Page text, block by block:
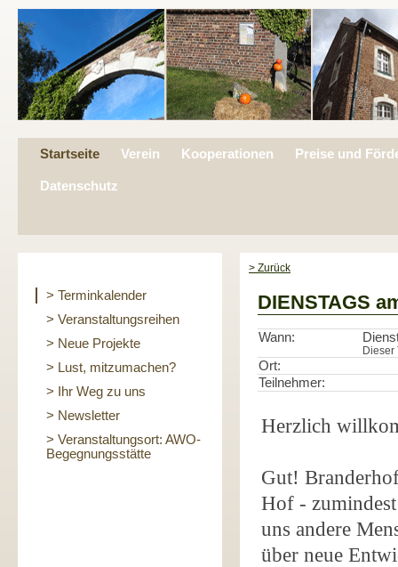
Startseite Verein Kooperationen Preise und
Datenschutz
> Terminkalender
> Veranstaltungsreihen
> Neue Projekte
> Lust, mitzumachen?
> Ihr Weg zu uns
> Newsletter
> Veranstaltungsort: AWO-
Begegnungsstätte
> Zurück
DIENSTAGS
Wann:
Dieser
Ort:
Teilnehmer:
Herzlich
Gut!
Hof -
uns andere
über neue